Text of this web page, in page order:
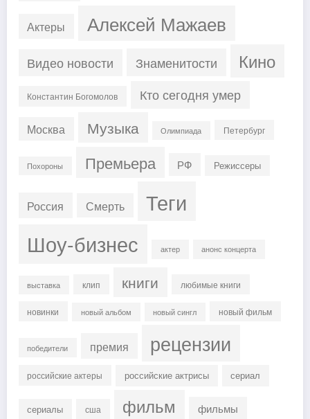
Актеры Алексей Мажаев
Видео новости Знаменитости Кино
Константин Богомолов Кто сегодня умер
Москва Музыка Олимпиада Петербург
Похороны Премьера РФ Режиссеры
Россия Смерть Теги
Шоу-бизнес актер анонс концерта
выставка клип книги любимые книги
новинки новый альбом новый сингл новый фильм
победители премия рецензии
российские актеры российские актрисы сериал
сериалы сша фильм фильмы